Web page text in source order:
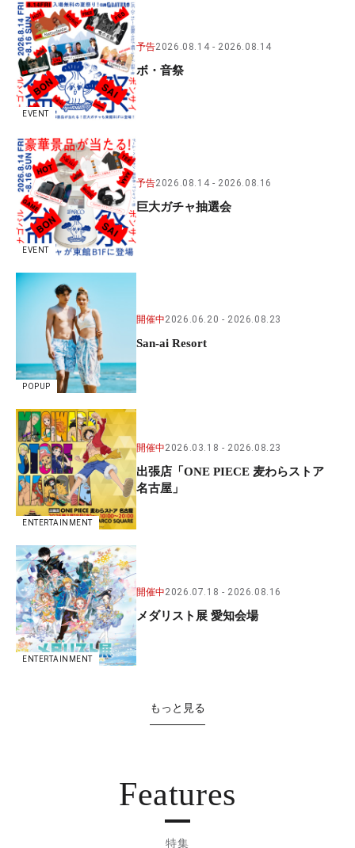
EVENT
予告2026.08.14 2026.08.14
ボ・音祭
EVENT
予告2026.08.14 2026.08.16
巨大ガチャ抽選会
POPUP
開催中2026.06.20 2026.08.23
San-ai Resort
ENTERTAINMENT
開催中2026.03.18 2026.08.23
出張店「ONE PIECE 麦わらストア
名古屋」
ENTERTAINMENT
開催中2026.07.18 2026.08.16
メダリスト展 愛知会場
もっと見る
Features
特集